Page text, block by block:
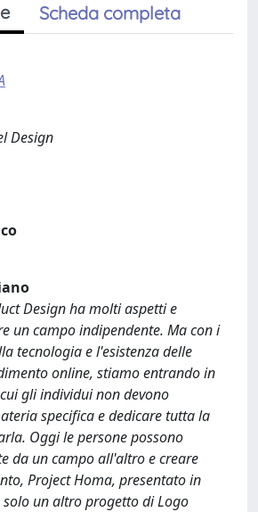
Scheda completa
Design
Design ha molti aspetti e
un campo indipendente. Ma con i
tecnologia e l'esistenza delle
online, stiamo entrando in
gli individui non devono
specifica e dedicare tutta la
Oggi le persone possono
da un campo all'altro e creare
Project Homa, presentato in
solo un altro progetto di Logo